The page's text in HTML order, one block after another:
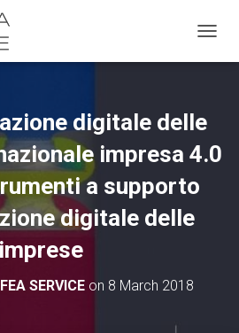
digitale delle
impresa 4.0
a supporto
digitale delle
imprese
SERVICE on 8 March 2018